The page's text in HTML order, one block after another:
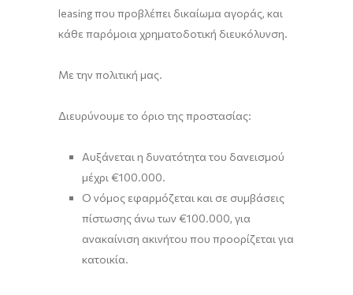
leasing που προβλέπει δικαίωμα αγοράς, και
κάθε παρόμοια χρηματοδοτική διευκόλυνση.
Με την πολιτική μας.
Διευρύνουμε το όριο της προστασίας:
Αυξάνεται η δυνατότητα του δανεισμού
μέχρι €100.000.
Ο νόμος εφαρμόζεται και σε συμβάσεις
πίστωσης άνω των €100.000, για
ανακαίνιση ακινήτου που προορίζεται για
κατοικία.